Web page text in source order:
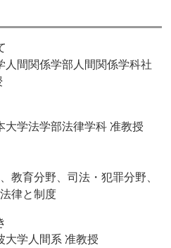
人間関係学部人間関係学科社
大学法学部法律学科 准教授
教育分野、司法・犯罪分野、
律と制度
大学人間系 准教授